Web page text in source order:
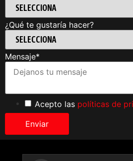
¿Qué te gustaría hacer?
Mensaje*
Acepto las políticas de